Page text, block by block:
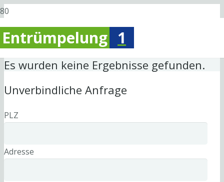
Entrümpelung 1
Es wurden keine Ergebnisse gefunden.
Unverbindliche Anfrage
PLZ
Adresse